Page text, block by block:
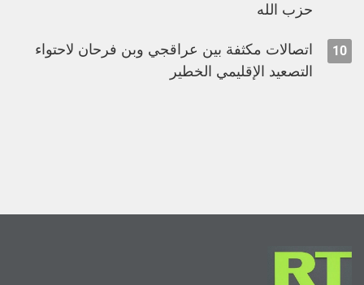
حزب الله
10
اتصالات مكثفة بين عراقجي وبن فرحان لاحتواء
التصعيد الإقليمي الخطير